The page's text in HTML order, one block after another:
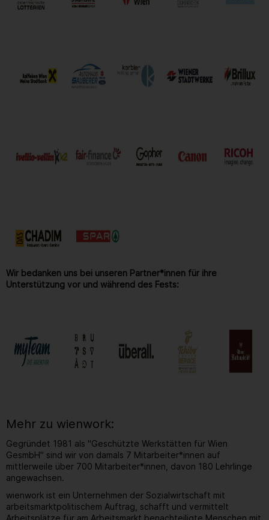
Wir bedanken uns bei unseren Partner*innen für ihre
Unterstützung vor und während des Fests:
Mehr zu wienwork:
Gegründet 1981 als "Geschützte Werkstätten für Wien
GesmbH" sind wir von damals 7 Mitarbeiter*innen auf
mittlerweile über 700 Mitarbeiter*innen, davon 180 Lehrlinge
angewachsen.
wienwork ist ein Unternehmen der Sozialwirtschaft mit
arbeitsmarktpolitischem Auftrag, schafft und vermittelt
Arbeitsplätze für am Arbeitsmarkt benachteiligte Menschen mit